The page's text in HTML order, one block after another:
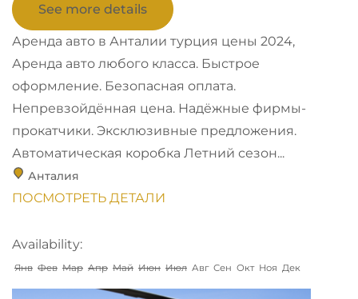
See more details
Аренда авто в Анталии турция цены 2024,
Аренда авто любого класса. Быстрое
оформление. Безопасная оплата.
Непревзойдённая цена. Надёжные фирмы-
прокатчики. Эксклюзивные предложения.
Автоматическая коробка Летний сезон...
Анталия
ПОСМОТРЕТЬ ДЕТАЛИ
Availability:
Янв Фев Мар Апр Май Июн Июл Авг Сен Окт Ноя Дек